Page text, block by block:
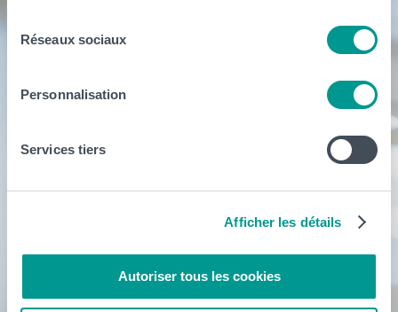
Réseaux sociaux
Personnalisation
Services tiers
Afficher les détails
Autoriser tous les cookies